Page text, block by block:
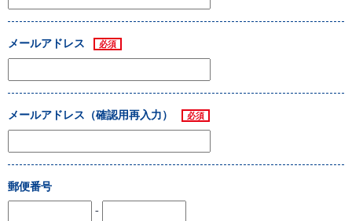
メールアドレス 必須
メールアドレス（確認用再入力） 必須
郵便番号
-